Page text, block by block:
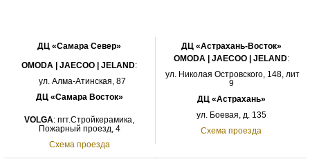
ДЦ «Самара Север»
OMODA | JAECOO
JELAND:
ул. Алма-Атинская, 87
ДЦ «Самара Восток»
VOLGA: пгт.Стройкерамика,
Пожарный проезд, 4
Схема проезда
ДЦ «Астрахань-Восток»
OMODA | JAECOO | JELAND:
ул. Николая Островского, 148, лит
9
ДЦ «Астрахань»
ул. Боевая, д. 135
Схема проезда